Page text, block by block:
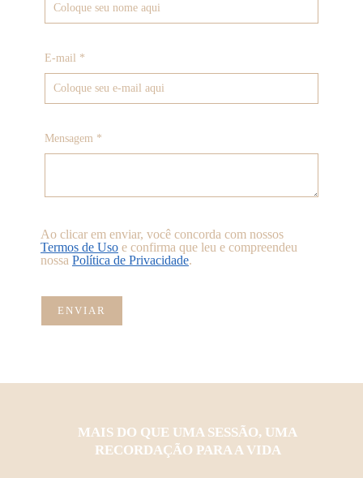
E-mail *
Mensagem *
Ao clicar em enviar, você concorda com nossos
Termos de Uso e confirma que leu e compreendeu
nossa Política de Privacidade.
ENVIAR
MAIS DO QUE UMA SESSÃO, UMA
RECORDAÇÃO PARA A VIDA